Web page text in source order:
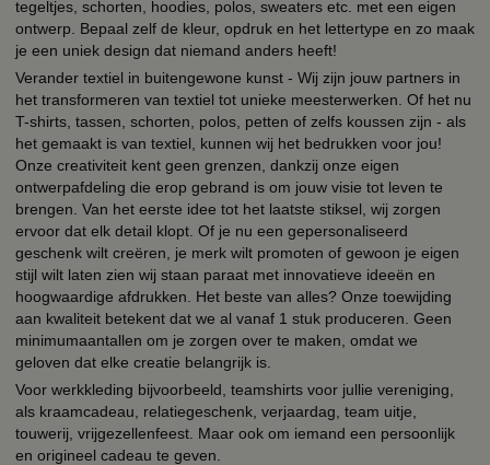
tegeltjes, schorten, hoodies, polos, sweaters etc. met een eigen
ontwerp. Bepaal zelf de kleur, opdruk en het lettertype en zo maak
je een uniek design dat niemand anders heeft!
Verander textiel in buitengewone kunst - Wij zijn jouw partners in
het transformeren van textiel tot unieke meesterwerken. Of het nu
T-shirts, tassen, schorten, polos, petten of zelfs koussen zijn - als
het gemaakt is van textiel, kunnen wij het bedrukken voor jou!
Onze creativiteit kent geen grenzen, dankzij onze eigen
ontwerpafdeling die erop gebrand is om jouw visie tot leven te
brengen. Van het eerste idee tot het laatste stiksel, wij zorgen
ervoor dat elk detail klopt. Of je nu een gepersonaliseerd
geschenk wilt creëren, je merk wilt promoten of gewoon je eigen
stijl wilt laten zien wij staan paraat met innovatieve ideeën en
hoogwaardige afdrukken. Het beste van alles? Onze toewijding
aan kwaliteit betekent dat we al vanaf 1 stuk produceren. Geen
minimumaantallen om je zorgen over te maken, omdat we
geloven dat elke creatie belangrijk is.
Voor werkkleding bijvoorbeeld, teamshirts voor jullie vereniging,
als kraamcadeau, relatiegeschenk, verjaardag, team uitje,
touwerij, vrijgezellenfeest. Maar ook om iemand een persoonlijk
en origineel cadeau te geven.